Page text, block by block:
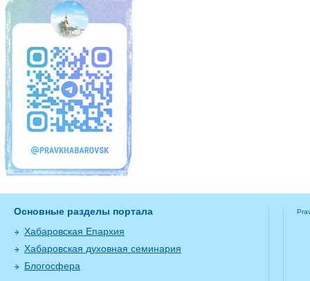
Основные разделы портала
Хабаровская Епархия
Хабаровская духовная семинария
Блогосфера